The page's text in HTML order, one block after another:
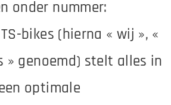
onder nummer:
bikes (hierna « wij », «
» genoemd) stelt alles in
optimale